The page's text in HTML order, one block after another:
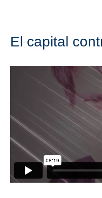
El capital